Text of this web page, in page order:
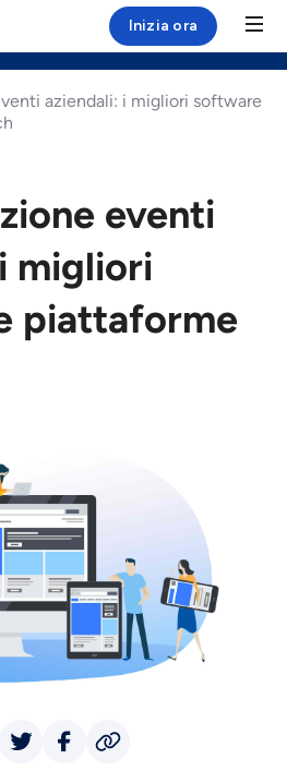
Risorse
Chi siamo
Login
Inizia ora
Blog 
aziendali: i migliori software
eventi
migliori
piattaforme